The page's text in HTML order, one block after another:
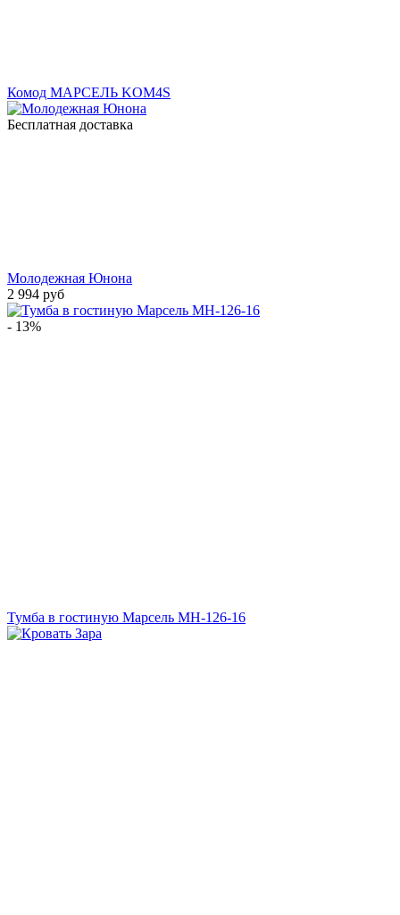
Комод МАРСЕЛЬ KOM4S
Бесплатная доставка
Молодежная Юнона
2 994 руб
- 13%
Тумба в гостиную Марсель МН-126-16